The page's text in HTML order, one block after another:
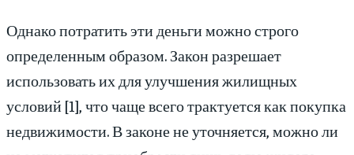
Однако потратить эти деньги можно строго
определенным образом. Закон разрешает
использовать их для улучшения жилищных
условий [1], что чаще всего трактуется как покупка
недвижимости. В законе не уточняется, можно ли